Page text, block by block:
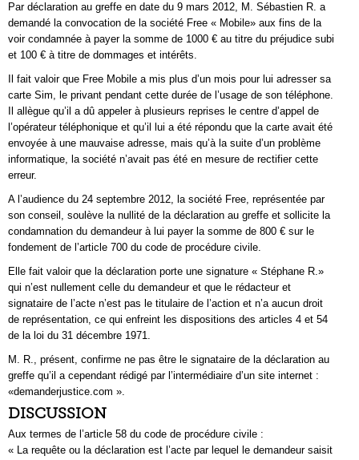
Par déclaration au greffe en date du 9 mars 2012, M. Sébastien R. a
demandé la convocation de la société Free « Mobile» aux fins de la
voir condamnée à payer la somme de 1000 € au titre du préjudice subi
et 100 € à titre de dommages et intérêts.
Il fait valoir que Free Mobile a mis plus d’un mois pour lui adresser sa
carte Sim, le privant pendant cette durée de l’usage de son téléphone.
Il allègue qu’il a dû appeler à plusieurs reprises le centre d’appel de
l’opérateur téléphonique et qu’il lui a été répondu que la carte avait été
envoyée à une mauvaise adresse, mais qu’à la suite d’un problème
informatique, la société n’avait pas été en mesure de rectifier cette
erreur.
A l’audience du 24 septembre 2012, la société Free, représentée par
son conseil, soulève la nullité de la déclaration au greffe et sollicite la
condamnation du demandeur à lui payer la somme de 800 € sur le
fondement de l’article 700 du code de procédure civile.
Elle fait valoir que la déclaration porte une signature « Stéphane R.»
qui n’est nullement celle du demandeur et que le rédacteur et
signataire de l’acte n’est pas le titulaire de l’action et n’a aucun droit
de représentation, ce qui enfreint les dispositions des articles 4 et 54
de la loi du 31 décembre 1971.
M. R., présent, confirme ne pas être le signataire de la déclaration au
greffe qu’il a cependant rédigé par l’intermédiaire d’un site internet :
«demanderjustice.com ».
DISCUSSION
Aux termes de l’article 58 du code de procédure civile :
« La requête ou la déclaration est l’acte par lequel le demandeur saisit